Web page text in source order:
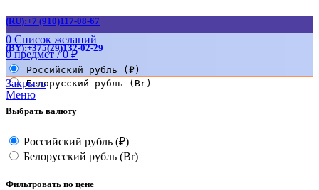
(RU):+7 (910)117-08-67
(BY):+375(29)132-02-29
0 Список желаний
0предмет / 0₽
Российский рубль (₽)
Белорусский рубль (Br)
Меню
Закрыть
Выбрать валюту
Российский рубль (₽)
Белорусский рубль (Br)
Фильтровать по цене